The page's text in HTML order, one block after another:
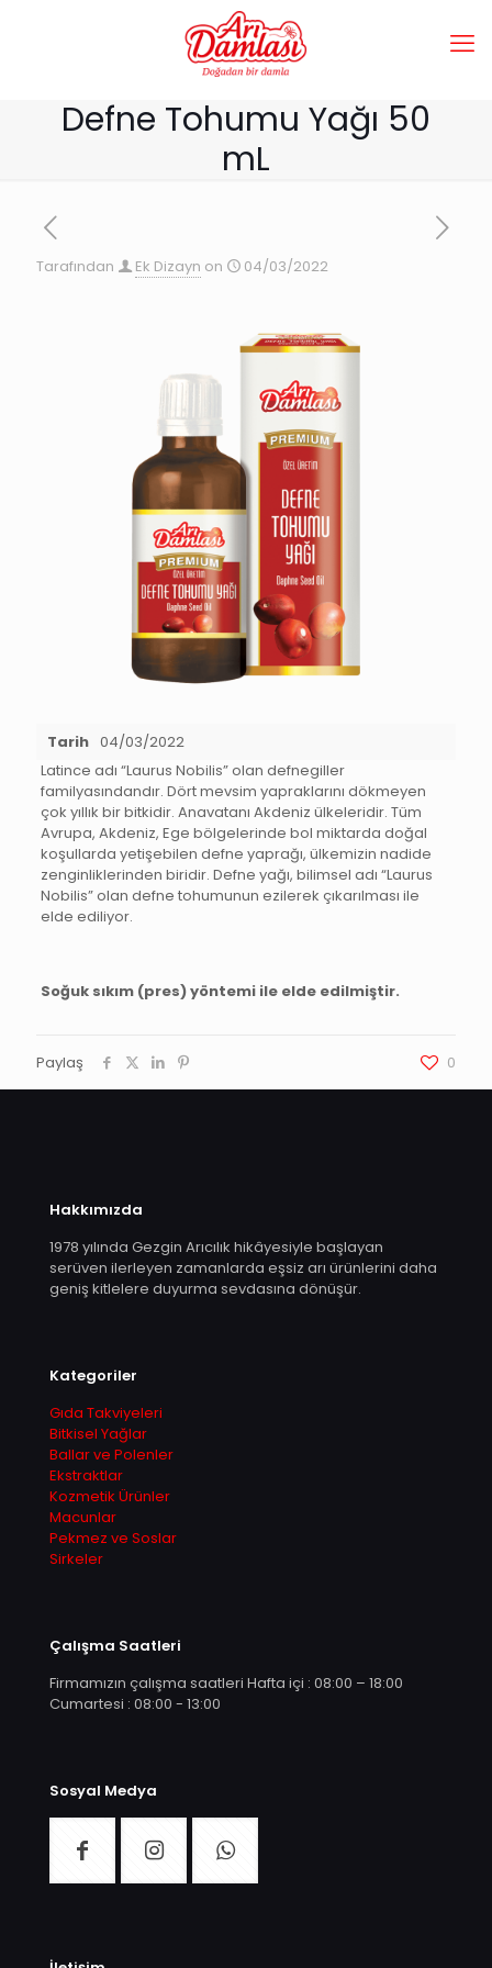
Defne Tohumu Yağı 50
mL
Tarafından Ek Dizayn on 04/03/2022
Tarih 04/03/2022
Latince adı “Laurus Nobilis” olan defnegiller
familyasındandır. Dört mevsim yapraklarını dökmeyen
çok yıllık bir bitkidir. Anavatanı Akdeniz ülkeleridir. Tüm
Avrupa, Akdeniz, Ege bölgelerinde bol miktarda doğal
koşullarda yetişebilen defne yaprağı, ülkemizin nadide
zenginliklerinden biridir. Defne yağı, bilimsel adı “Laurus
Nobilis” olan defne tohumunun ezilerek çıkarılması ile
elde ediliyor.
Soğuk sıkım (pres) yöntemi ile elde edilmiştir.
Paylaş 0
Hakkımızda
1978 yılında Gezgin Arıcılık hikâyesiyle başlayan
serüven ilerleyen zamanlarda eşsiz arı ürünlerini daha
geniş kitlelere duyurma sevdasına dönüşür.
Kategoriler
Gıda Takviyeleri
Bitkisel Yağlar
Ballar ve Polenler
Ekstraktlar
Kozmetik Ürünler
Macunlar
Pekmez ve Soslar
Sirkeler
Çalışma Saatleri
Firmamızın çalışma saatleri Hafta içi : 08:00 – 18:00
Cumartesi : 08:00 - 13:00
Sosyal Medya